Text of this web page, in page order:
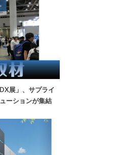
展」、サプライ
ーションが集結